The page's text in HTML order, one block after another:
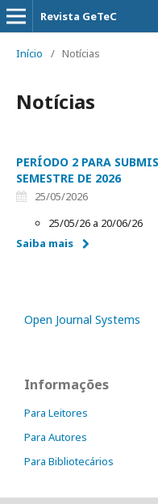
Revista GeTeC
Início / Notícias
Notícias
PERÍODO 2 PARA
SEMESTRE DE 2026
25/05/2026
25/05/26 a 20/06/26
Saiba mais
Open Journal Systems
Informações
Para Leitores
Para Autores
Para Bibliotecários